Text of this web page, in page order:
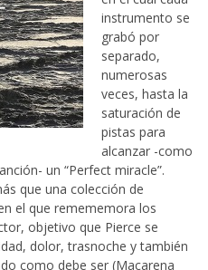
instrumento se
grabó por
separado,
numerosas
veces, hasta la
saturación de
pistas para
alcanzar -como
un “Perfect miracle”.
que una colección de
el que remememora los
objetivo que Pierce se
dolor, trasnoche y también
como debe ser (Macarena